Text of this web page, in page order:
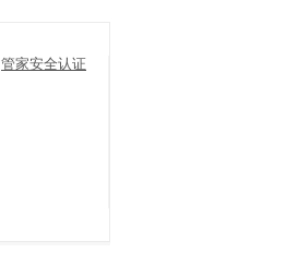
管家安全认证